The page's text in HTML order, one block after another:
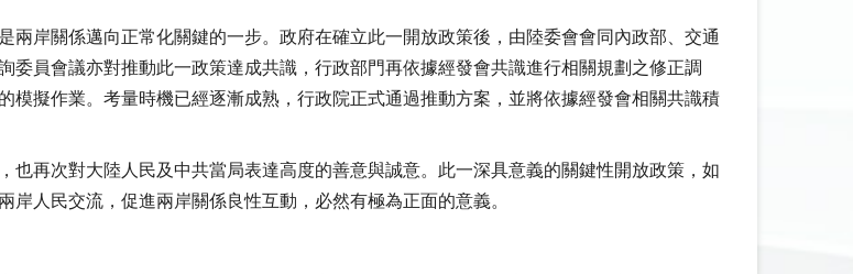
兩岸關係邁向正常化關鍵的一步。政府在確立此一開放政策後，由陸委會會同內政部、交通
員會議亦對推動此一政策達成共識，行政部門再依據經發會共識進行相關規劃之修正調
模擬作業。考量時機已經逐漸成熟，行政院正式通過推動方案，並將依據經發會相關共識積
再次對大陸人民及中共當局表達高度的善意與誠意。此一深具意義的關鍵性開放政策，如
人民交流，促進兩岸關係良性互動，必然有極為正面的意義。